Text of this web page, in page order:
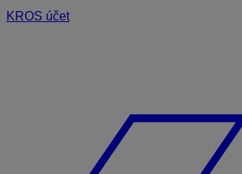
KROS účet